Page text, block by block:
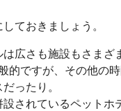
ておきましょう。
広さも施設もさまざ
的ですが、その他の
ったり。
されているペットホ